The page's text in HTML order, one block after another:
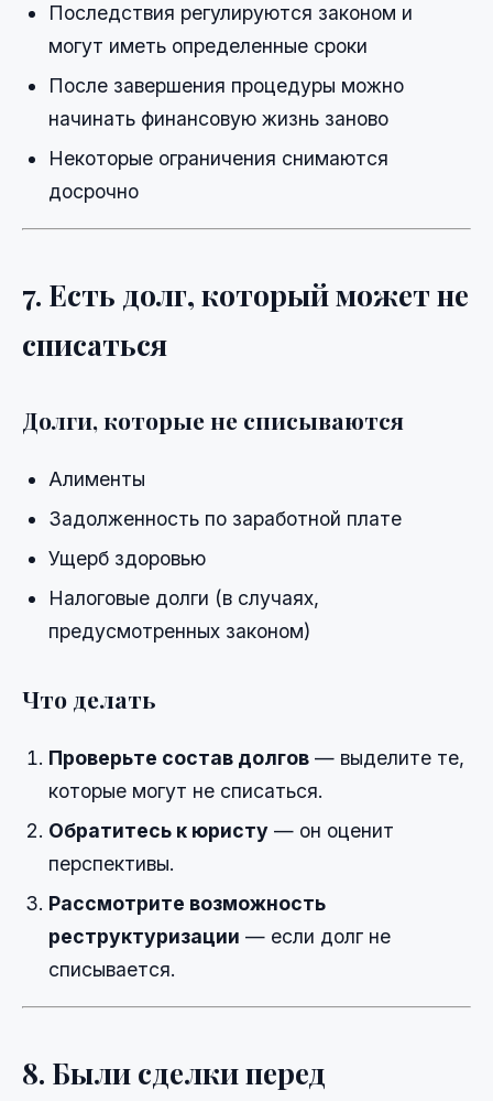
Последствия регулируются законом и
могут иметь определенные сроки
После завершения процедуры можно
начинать финансовую жизнь заново
Некоторые ограничения снимаются
досрочно
7. Есть долг, который может не
списаться
Долги, которые не списываются
Алименты
Задолженность по заработной плате
Ущерб здоровью
Налоговые долги (в случаях,
предусмотренных законом)
Что делать
Проверьте состав долгов — выделите те,
которые могут не списаться.
Обратитесь к юристу — он оценит
перспективы.
Рассмотрите возможность
реструктуризации — если долг не
списывается.
8. Были сделки перед